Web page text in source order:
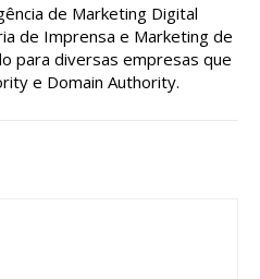
de Marketing Digital
de Imprensa e Marketing de
para diversas empresas que
e Domain Authority.